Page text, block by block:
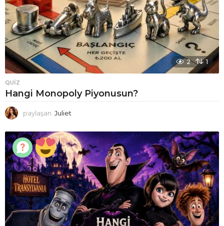
2 1
QUIZ
Hangi Monopoly Piyonusun?
paylaşan Juliet